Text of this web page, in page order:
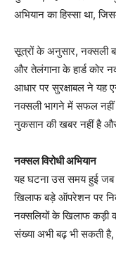
अभियान का हिस्सा था,
सूत्रों के अनुसार, नक्सली
और तेलंगाना के हार्ड कोर
आधार पर सुरक्षाबल ने
नक्सली भागने में सफल नहीं
नुकसान की खबर नहीं है और
नक्सल विरोधी अभियान
यह घटना उस समय हुई जब
खिलाफ बड़े ऑपरेशन पर
नक्सलियों के खिलाफ कड़ी
संख्या अभी बढ़ भी सकती है,